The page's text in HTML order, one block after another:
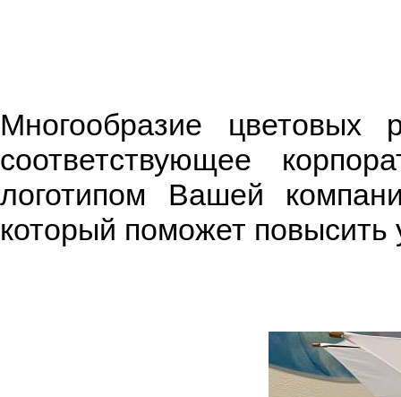
Многообразие цветовых
соответствующее
логотипом Вашей
который поможет